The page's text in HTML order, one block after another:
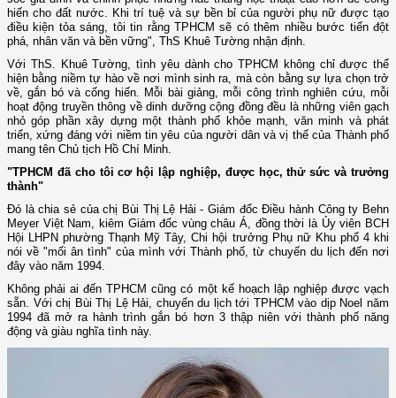
hiến cho đất nước. Khi trí tuệ và sự bền bỉ của người phụ nữ được tạo
điều kiện tỏa sáng, tôi tin rằng TPHCM sẽ có thêm nhiều bước tiến đột
phá, nhân văn và bền vững", ThS Khuê Tường nhận định.
Với ThS. Khuê Tường, tình yêu dành cho TPHCM không chỉ được thể
hiện bằng niềm tự hào về nơi mình sinh ra, mà còn bằng sự lựa chọn trở
về, gắn bó và cống hiến. Mỗi bài giảng, mỗi công trình nghiên cứu, mỗi
hoạt động truyền thông về dinh dưỡng cộng đồng đều là những viên gạch
nhỏ góp phần xây dựng một thành phố khỏe mạnh, văn minh và phát
triển, xứng đáng với niềm tin yêu của người dân và vị thế của Thành phố
mang tên Chủ tịch Hồ Chí Minh.
"TPHCM đã cho tôi cơ hội lập nghiệp, được học, thử sức và trưởng
thành"
Đó là chia sẻ của chị Bùi Thị Lệ Hải - Giám đốc Điều hành Công ty Behn
Meyer Việt Nam, kiêm Giám đốc vùng châu Á, đồng thời là Ủy viên BCH
Hội LHPN phường Thạnh Mỹ Tây, Chi hội trưởng Phụ nữ Khu phố 4 khi
nói về "mối ân tình" của mình với Thành phố, từ chuyến du lịch đến nơi
đây vào năm 1994.
Không phải ai đến TPHCM cũng có một kế hoạch lập nghiệp được vạch
sẵn. Với chị Bùi Thị Lệ Hải, chuyến du lịch tới TPHCM vào dịp Noel năm
1994 đã mở ra hành trình gắn bó hơn 3 thập niên với thành phố năng
động và giàu nghĩa tình này.